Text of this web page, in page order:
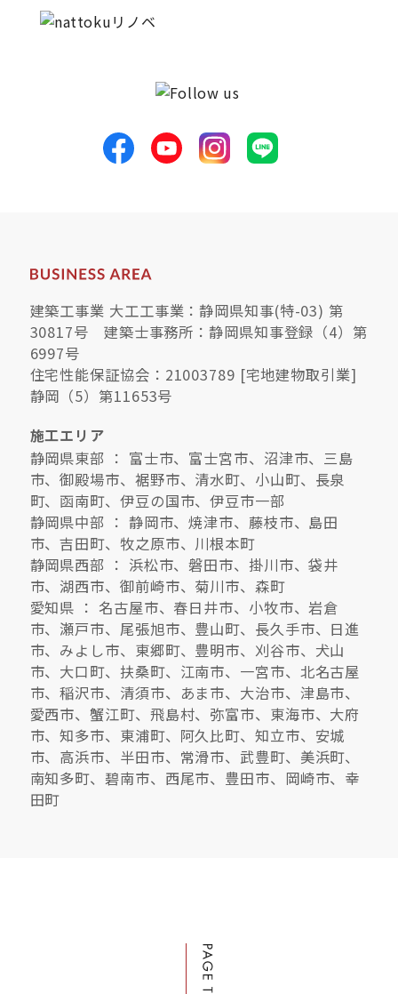
建築工事業 大工工事業：静岡県知事(特-03) 第
30817号 建築士事務所：静岡県知事登録（4）第
6997号
住宅性能保証協会：21003789 [宅地建物取引業]
静岡（5）第11653号
施工エリア
静岡県東部 ： 富士市、富士宮市、沼津市、三島
市、御殿場市、裾野市、清水町、小山町、長泉
町、函南町、伊豆の国市、伊豆市一部
静岡県中部 ： 静岡市、焼津市、藤枝市、島田
市、吉田町、牧之原市、川根本町
静岡県西部 ： 浜松市、磐田市、掛川市、袋井
市、湖西市、御前崎市、菊川市、森町
愛知県 ： 名古屋市、春日井市、小牧市、岩倉
市、瀬戸市、尾張旭市、豊山町、長久手市、日進
市、みよし市、東郷町、豊明市、刈谷市、犬山
市、大口町、扶桑町、江南市、一宮市、北名古屋
市、稲沢市、清須市、あま市、大治市、津島市、
愛西市、蟹江町、飛島村、弥富市、東海市、大府
市、知多市、東浦町、阿久比町、知立市、安城
市、高浜市、半田市、常滑市、武豊町、美浜町、
南知多町、碧南市、西尾市、豊田市、岡崎市、幸
田町